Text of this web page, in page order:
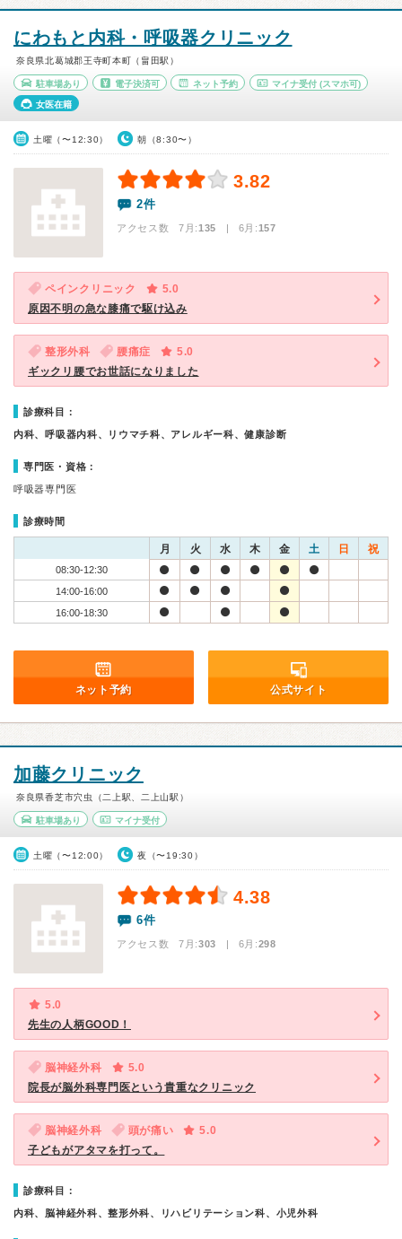
にわもと内科・呼吸器クリニック
奈良県北葛城郡王寺町本町（畠田駅）
駐車場あり 電子決済可 ネット予約 マイナ受付 (スマホ可)
女医在籍
土曜（〜12:30） 朝（8:30〜）
3.82
2件
アクセス数 7月:135 | 6月:157
ペインクリニック
5.0
原因不明の急な膝痛で駆け込み
整形外科 腰痛症
5.0
ギックリ腰でお世話になりました
診療科目：
内科、呼吸器内科、リウマチ科、アレルギー科、健康診断
専門医・資格：
呼吸器専門医
診療時間
月 火 水 木 金 土 日 祝
08:30-12:30
14:00-16:00
16:00-18:30
ネット予約 公式サイト
加藤クリニック
奈良県香芝市穴虫（二上駅、二上山駅）
駐車場あり マイナ受付
土曜（〜12:00） 夜（〜19:30）
4.38
6件
アクセス数 7月:303 | 6月:298
5.0
先生の人柄GOOD！
脳神経外科
5.0
院長が脳外科専門医という貴重なクリニック
脳神経外科 頭が痛い
5.0
子どもがアタマを打って。
診療科目：
内科、脳神経外科、整形外科、リハビリテーション科、小児外科